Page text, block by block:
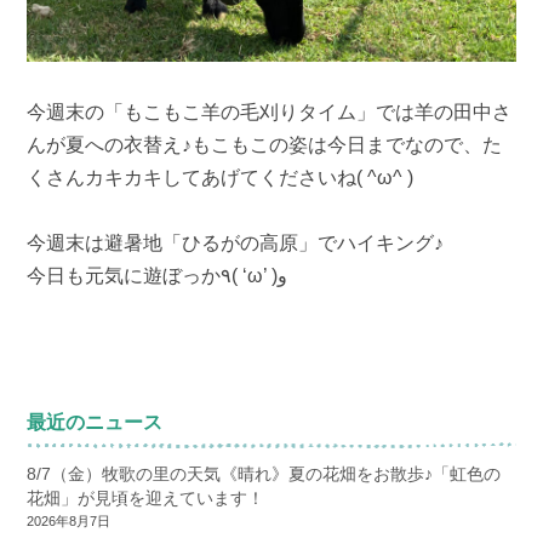
今週末の「もこもこ羊の毛刈りタイム」では羊の田中さ
んが夏への衣替え♪もこもこの姿は今日までなので、た
くさんカキカキしてあげてくださいね( ^ω^ )
今週末は避暑地「ひるがの高原」でハイキング♪
今日も元気に遊ぼっか٩( ‘ω’ )و
最近のニュース
8/7（金）牧歌の里の天気《晴れ》夏の花畑をお散歩♪「虹色の
花畑」が見頃を迎えています！
2026年8月7日